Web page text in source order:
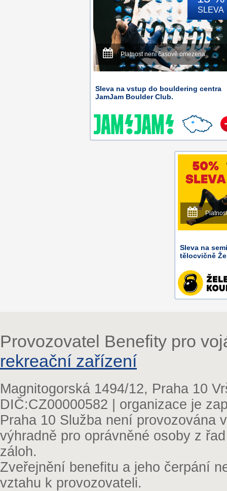
SLEVA
Platnost není časově omezena.
Sleva na vstup do bouldering centra
JamJam Boulder Club.
Sleva na
tělocvičně
Provozovatel Benefity pro
rekreační zařízení
Magnitogorská 1494/12, Praha 10
DIČ:CZ00000582 | organizace je
Praha 10 Služba není provozována
výhradně pro oprávněné osoby z
záloh.
Zveřejnění benefitu a jeho čerpání
vztahu k provozovateli.